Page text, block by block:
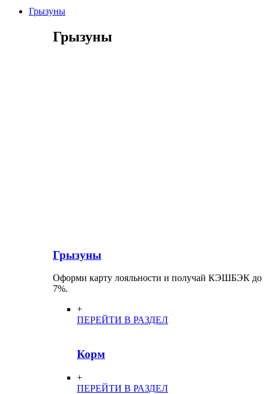
Грызуны
Грызуны
Грызуны
Оформи карту лояльности и получай КЭШБЭК до
7%.
+
ПЕРЕЙТИ В РАЗДЕЛ
Корм
+
ПЕРЕЙТИ В РАЗДЕЛ